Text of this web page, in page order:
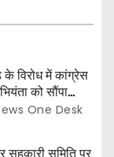
विरोध में कांग्रेस
को सौंपा
One Desk
समिति पर